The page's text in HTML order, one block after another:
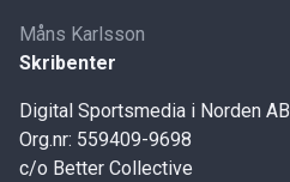
Måns Karlsson
Skribenter
Digital Sportsmedia i Norden AB
Org.nr: 559409-9698
c/o Better Collective